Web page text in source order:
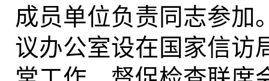
成员单位负责同志参加
议办公室设在国家信访